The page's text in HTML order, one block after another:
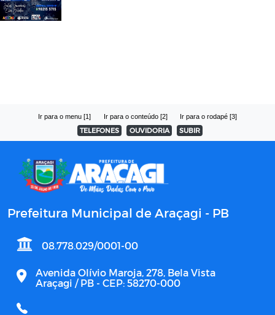
Ir para o menu [1] Ir para o conteúdo [2] Ir para o rodapé [3]
TELEFONES OUVIDORIA SUBIR
Prefeitura Municipal de Araçagi - PB
08.778.029/0001-00
Avenida Olívio Maroja, 278, Bela Vista
Araçagi / PB - CEP: 58270-000